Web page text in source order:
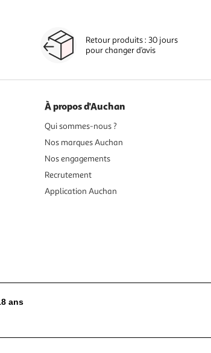
Retour produits : 30 jours
pour changer d’avis
À propos d'Auchan
Qui sommes-nous ?
Nos marques Auchan
Nos engagements
Recrutement
Application Auchan
ans